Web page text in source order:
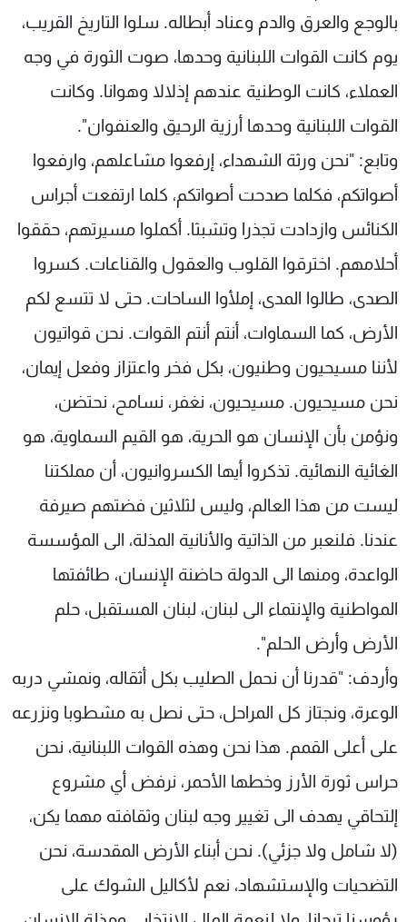
بالوجع والعرق والدم وعناد أبطاله. سلوا التاريخ القريب،
يوم كانت القوات اللبنانية وحدها، صوت الثورة في وجه
العملاء، كانت الوطنية عندهم إذلالا وهوانا. وكانت
القوات اللبنانية وحدها أرزية الرحيق والعنفوان".
وتابع: "نحن ورثة الشهداء، إرفعوا مشاعلهم، وارفعوا
أصواتكم، فكلما صدحت أصواتكم، كلما ارتفعت أجراس
الكنائس وازدادت تجذرا وتشبثا. أكملوا مسيرتهم، حققوا
أحلامهم. اخترقوا القلوب والعقول والقناعات. كسروا
الصدى، طالوا المدى، إملأوا الساحات. حتى لا تتسع لكم
الأرض، كما السماوات، أنتم أنتم القوات. نحن قواتيون
لأننا مسيحيون وطنيون، بكل فخر واعتزاز وفعل إيمان،
نحن مسيحيون. مسيحيون، نغفر، نسامح، نحتضن،
ونؤمن بأن الإنسان هو الحرية، هو القيم السماوية، هو
الغائية النهائية. تذكروا أيها الكسروانيون، أن مملكتنا
ليست من هذا العالم، وليس لثلاثين فضتهم صيرفة
عندنا. فلنعبر من الذاتية والأنانية المذلة، الى المؤسسة
الواعدة، ومنها الى الدولة حاضنة الإنسان، طائفتها
المواطنية والإنتماء الى لبنان، لبنان المستقبل، حلم
الأرض وأرض الحلم".
وأردف: "قدرنا أن نحمل الصليب بكل أثقاله، ونمشي دربه
الوعرة، ونجتاز كل المراحل، حتى نصل به مشطوبا ونزرعه
على أعلى القمم. هذا نحن وهذه القوات اللبنانية، نحن
حراس ثورة الأرز وخطها الأحمر، نرفض أي مشروع
إلتحاقي يهدف الى تغيير وجه لبنان وثقافته مهما يكن،
(لا شامل ولا جزئي). نحن أبناء الأرض المقدسة، نحن
التضحيات والإستشهاد، نعم لأكاليل الشوك على